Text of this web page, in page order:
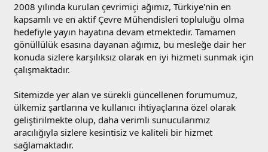
2008 yılında kurulan çevrimiçi ağımız, Türkiye'nin en
kapsamlı ve en aktif Çevre Mühendisleri topluluğu olma
hedefiyle yayın hayatına devam etmektedir. Tamamen
gönüllülük esasına dayanan ağımız, bu mesleğe dair her
konuda sizlere karşılıksız olarak en iyi hizmeti sunmak için
çalışmaktadır.
Sitemizde yer alan ve sürekli güncellenen forumumuz,
ülkemiz şartlarına ve kullanıcı ihtiyaçlarına özel olarak
geliştirilmekte olup, daha verimli sunucularımız
aracılığıyla sizlere kesintisiz ve kaliteli bir hizmet
sağlamaktadır.